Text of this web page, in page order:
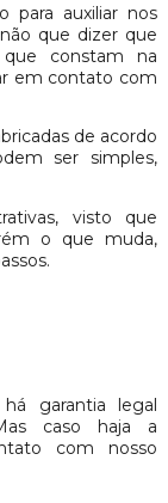
para auxiliar nos
que dizer que
constam na
em contato com
de acordo
ser simples,
visto que
o que muda,
garantia legal
caso haja a
com nosso